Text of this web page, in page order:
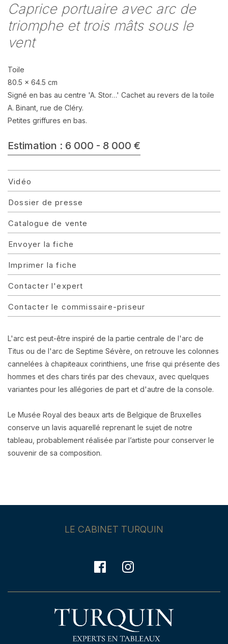
Caprice portuaire avec arc de
triomphe et trois mâts sous le
vent
Toile
80.5 x 64.5 cm
Signé en bas au centre 'A. Stor…' Cachet au revers de la toile
A. Binant, rue de Cléry.
Petites griffures en bas.
Estimation : 6 000 - 8 000 €
Vidéo
Dossier de presse
Catalogue de vente
Envoyer la fiche
Imprimer la fiche
Contacter l'expert
Contacter le commissaire-priseur
L'arc est peut-être inspiré de la partie centrale de l'arc de
Titus ou de l'arc de Septime Sévère, on retrouve les colonnes
cannelées à chapiteaux corinthiens, une frise qui présente des
hommes et des chars tirés par des chevaux, avec quelques
variantes pour les allégories de part et d'autre de la console.
Le Musée Royal des beaux arts de Belgique de Bruxelles
conserve un lavis aquarellé reprenant le sujet de notre
tableau, probablement réalisée par l’artiste pour conserver le
souvenir de sa composition.
LE CABINET TURQUIN